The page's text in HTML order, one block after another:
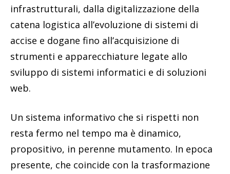
infrastrutturali, dalla digitalizzazione della
catena logistica all’evoluzione di sistemi di
accise e dogane fino all’acquisizione di
strumenti e apparecchiature legate allo
sviluppo di sistemi informatici e di soluzioni
web.
Un sistema informativo che si rispetti non
resta fermo nel tempo ma è dinamico,
propositivo, in perenne mutamento. In epoca
presente, che coincide con la trasformazione